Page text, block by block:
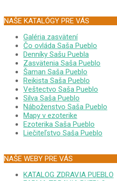
NAŠE KATALÓGY PRE VÁS
Galéria zasvätení
Čo ovláda Saša Pueblo
Denníky Sašu Puebla
Zasvätenia Saša Pueblo
Šaman Saša Pueblo
Reikista Saša Pueblo
Veštectvo Saša Pueblo
Silva Saša Pueblo
Náboženstvo Saša Pueblo
Mapy v ezoterike
Ezoterika Saša Pueblo
Liečiteľstvo Saša Pueblo
NAŠE WEBY PRE VÁS
KATALOG ZDRAVIA PUEBLO